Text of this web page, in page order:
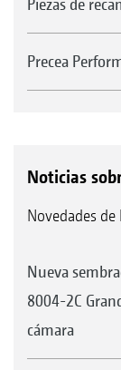
Piezas de
Precea
Noticias
Novedades
Nueva
8004-2C
cámara